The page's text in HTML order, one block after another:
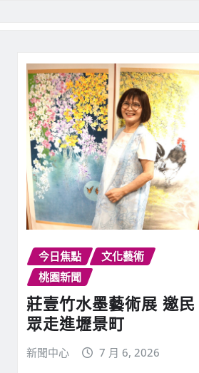
今日焦點
文化藝術
桃園新聞
莊壹竹水墨藝術展 邀民
眾走進壢景町
新聞中心 7 月 6, 2026